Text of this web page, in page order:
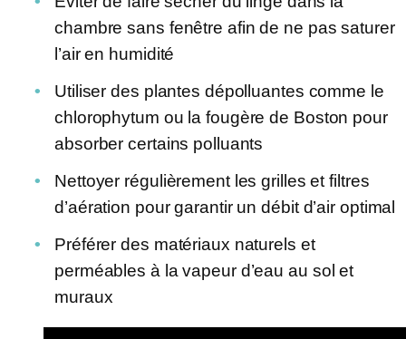
chambre sans fenêtre afin de ne pas saturer
l’air en humidité
Utiliser des plantes dépolluantes comme le
chlorophytum ou la fougère de Boston pour
absorber certains polluants
Nettoyer régulièrement les grilles et filtres
d’aération pour garantir un débit d’air optimal
Préférer des matériaux naturels et
perméables à la vapeur d’eau au sol et
muraux